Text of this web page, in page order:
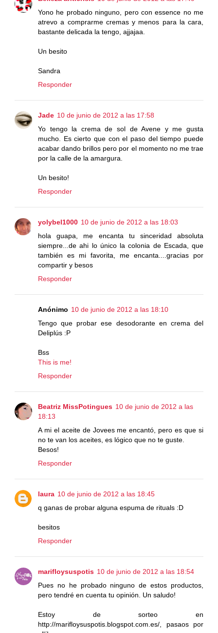
Yono he probado ninguno, pero con essence no me
atrevo a comprarme cremas y menos para la cara,
bastante delicada la tengo, ajjajaa.
Un besito
Sandra
Responder
Jade 10 de junio de 2012 a las 17:58
Yo tengo la crema de sol de Avene y me gusta
mucho. Es cierto que con el paso del tiempo puede
acabar dando brillos pero por el momento no me trae
por la calle de la amargura.
Un besito!
Responder
yolybel1000 10 de junio de 2012 a las 18:03
hola guapa, me encanta tu sinceridad absoluta
siempre...de ahi lo único la colonia de Escada, que
también es mi favorita, me encanta....gracias por
compartir y besos
Responder
Anónimo 10 de junio de 2012 a las 18:10
Tengo que probar ese desodorante en crema del
Deliplús :P
Bss
This is me!
Responder
Beatriz MissPotingues 10 de junio de 2012 a las
18:13
A mi el aceite de Jovees me encantó, pero es que si
no te van los aceites, es lógico que no te guste.
Besos!
Responder
laura 10 de junio de 2012 a las 18:45
q ganas de probar alguna espuma de rituals :D
besitos
Responder
marifloysuspotis 10 de junio de 2012 a las 18:54
Pues no he probado ninguno de estos productos,
pero tendré en cuenta tu opinión. Un saludo!
Estoy de sorteo en
http://marifloysuspotis.blogspot.com.es/, pasaos por